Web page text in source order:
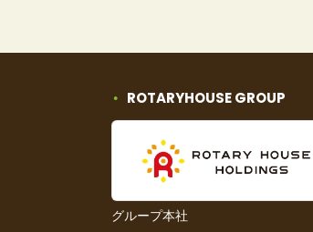
ROTARYHOUSE GROUP
グループ本社